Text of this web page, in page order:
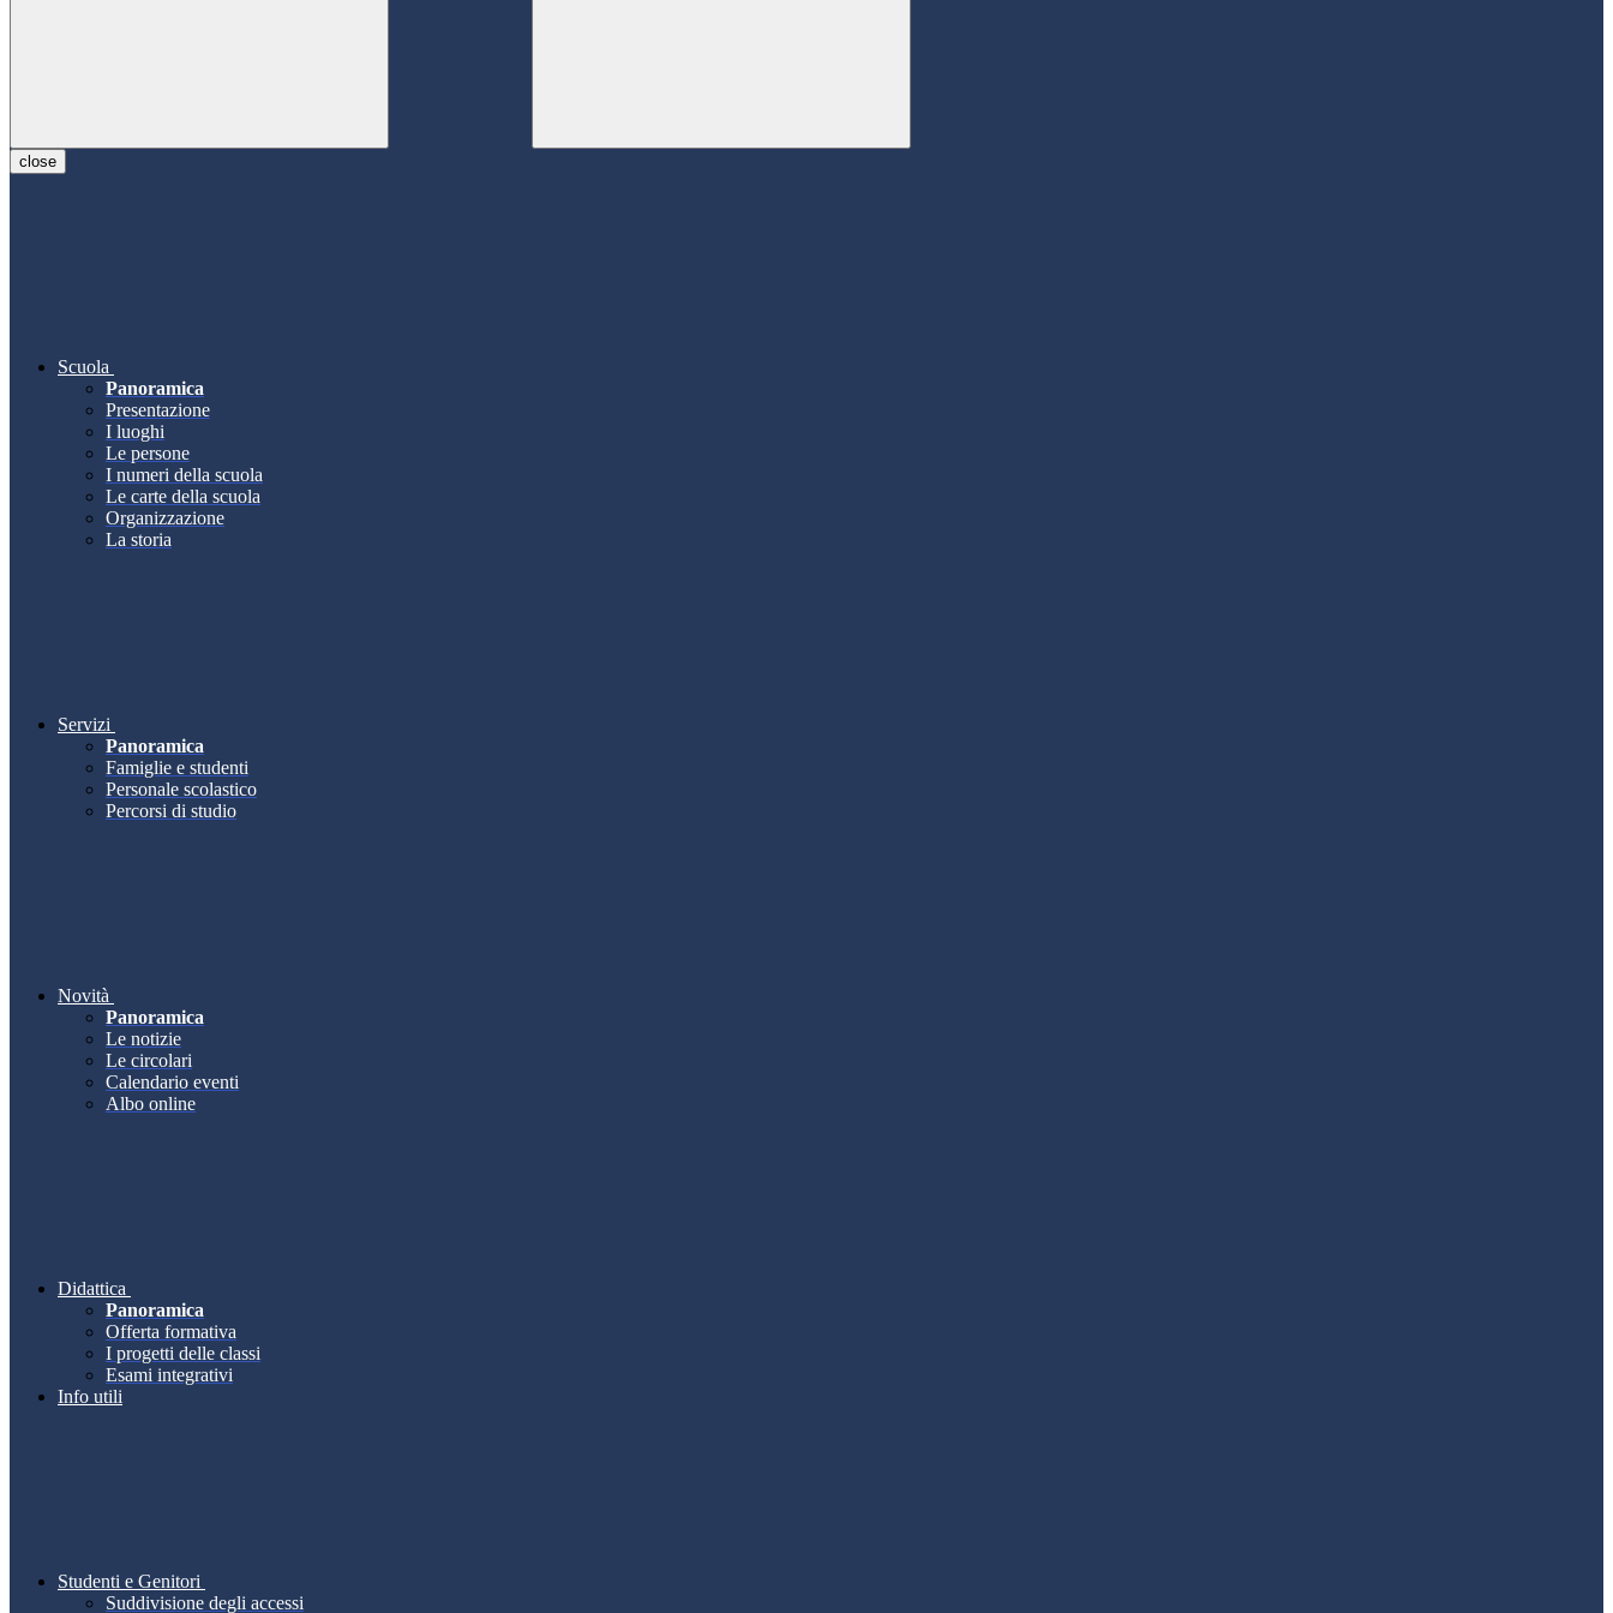
close
Scuola
Panoramica
Presentazione
I luoghi
Le persone
I numeri della scuola
Le carte della scuola
Organizzazione
La storia
Servizi
Panoramica
Famiglie e studenti
Personale scolastico
Percorsi di studio
Novità
Panoramica
Le notizie
Le circolari
Calendario eventi
Albo online
Didattica
Panoramica
Offerta formativa
I progetti delle classi
Esami integrativi
Info utili
Studenti e Genitori
Suddivisione degli accessi